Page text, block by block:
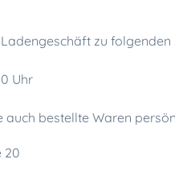
zu folgenden
Uhr
auch bestellte Waren
20